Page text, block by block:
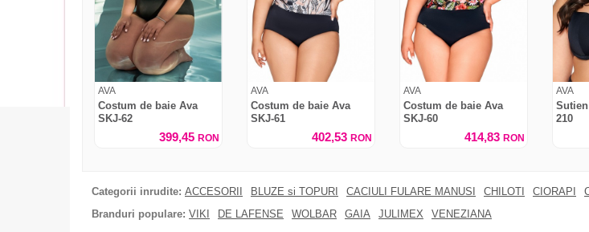
AVA
Costum de baie Ava
SKJ-62
399,45 RON
AVA
Costum de baie Ava
SKJ-61
402,53 RON
AVA
Costum de baie Ava
SKJ-60
414,83 RON
AVA
210
Categorii inrudite: ACCESORII BLUZE si TOPURI CACIULI FULARE MANUSI CHILOTI CIORAPI
Branduri populare: VIKI DE LAFENSE WOLBAR GAIA JULIMEX VENEZIANA